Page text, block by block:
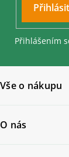
Přihlášením
Vše o nákupu
O nás